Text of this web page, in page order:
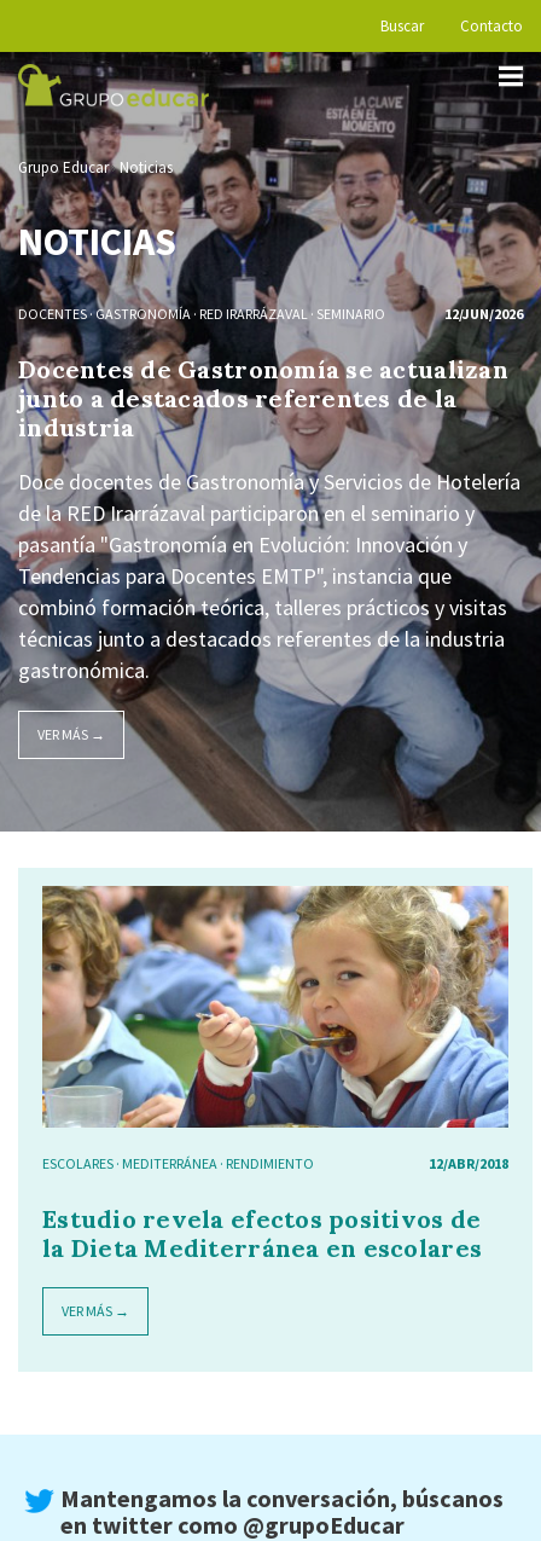
Buscar Contacto
Grupo Educar Noticias
NOTICIAS
DOCENTES·GASTRONOMÍA · RED IRARRÁZAVAL· SEMINARIO 12/JUN/2026
Docentes de Gastronomía se actualizan
junto a destacados referentes de la
industria
Doce docentes de Gastronomía y Servicios de Hotelería
de la RED Irarrázaval participaron en el seminario y
pasantía "Gastronomía en Evolución: Innovación y
Tendencias para Docentes EMTP", instancia que
combinó formación teórica, talleres prácticos y visitas
técnicas junto a destacados referentes de la industria
gastronómica.
VER MÁS →
ESCOLARES · MEDITERRÁNEA · RENDIMIENTO 12/ABR/2018
Estudio revela efectos positivos de
la Dieta Mediterránea en escolares
VER MÁS →
Mantengamos la conversación, búscanos
en twitter como @grupoEducar